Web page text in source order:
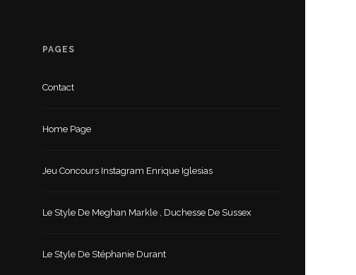
PAGES
Contact
Home Page
Jeu Concours Instagram Enrique Iglesias
Le Style De Meghan Markle , Duchesse De Sussex
Le Style De Stéphanie Durant